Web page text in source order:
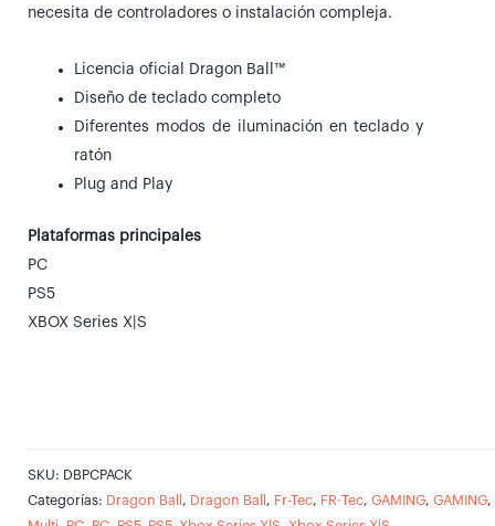
necesita de controladores o instalación compleja.
Licencia oficial Dragon Ball™
Diseño de teclado completo
Diferentes modos de iluminación en teclado y
ratón
Plug and Play
Plataformas principales
PC
PS5
XBOX Series X|S
SKU: DBPCPACK
Categorías: Dragon Ball , Dragon Ball , Fr-Tec, FR·Tec, GAMING, GAMING,